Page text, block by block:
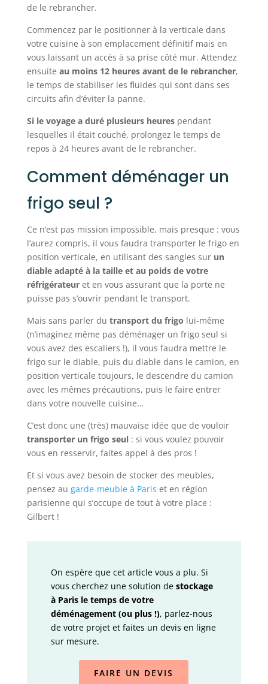
de le rebrancher.
Commencez par le positionner à la verticale dans
votre cuisine à son emplacement définitif mais en
vous laissant un accès à sa prise côté mur. Attendez
ensuite au moins 12 heures avant de le rebrancher,
le temps de stabiliser les fluides qui sont dans ses
circuits afin d’éviter la panne.
Si le voyage a duré plusieurs heurespendant
lesquelles il était couché, prolongez le temps de
repos à 24 heures avant de le rebrancher.
Comment déménager un
frigo seul ?
Ce n’est pas mission impossible, mais presque : vous
l’aurez compris, il vous faudra transporter le frigo en
position verticale, en utilisant des sangles sur un
diable adapté à la taille et au poids de votre
réfrigérateuret en vous assurant que la porte ne
puisse pas s’ouvrir pendant le transport.
Mais sans parler du transport du frigo lui-même
(n’imaginez même pas déménager un frigo seul si
vous avez des escaliers !), il vous faudra mettre le
frigo sur le diable, puis du diable dans le camion, en
position verticale toujours, le descendre du camion
avec les mêmes précautions, puis le faire entrer
dans votre nouvelle cuisine…
C’est donc une (très) mauvaise idée que de vouloir
transporter un frigo seul: si vous voulez pouvoir
vous en resservir, faites appel à des pros !
Et si vous avez besoin de stocker des meubles,
pensez au garde-meuble à Paris et en région
parisienne qui s’occupe de tout à votre place :
Gilbert !
On espère que cet article vous a plu. Si
vous cherchez une solution de stockage
à Paris le temps de votre
déménagement (ou plus !), parlez-nous
de votre projet et faites un devis en ligne
sur mesure.
FAIRE UN DEVIS